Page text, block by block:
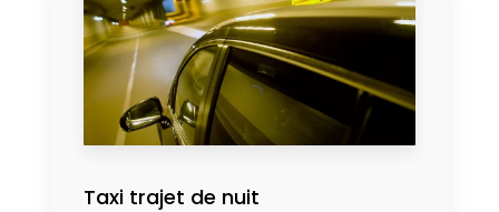
Taxi trajet de nuit